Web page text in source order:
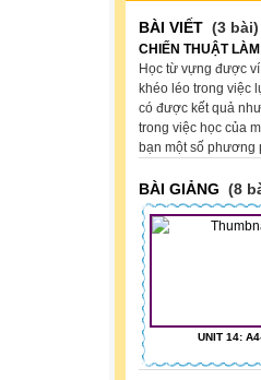
BÀI VIẾT (3 bài)
CHIẾN THUẬT
Học từ vựng được
khéo léo trong việc
có được kết quả
trong việc học của
bạn một số phương
BÀI GIẢNG (8
UNIT 14: